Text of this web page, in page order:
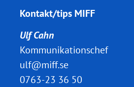
Kontakt/tips MIFF
Ulf Cahn
Kommunikationschef
ulf@miff.se
0763-23 36 50